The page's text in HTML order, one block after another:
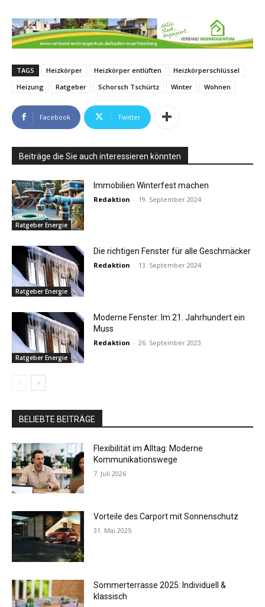
TAGS Heizkörper Heizkörper entlüften
Heizkörperschlüssel
Heizung
Ratgeber Schorsch Tschürtz Winter Wohnen
Facebook Twitter
Beiträge die Sie auch interessieren könnten
Ratgeber Energie
Immobilien Winterfest machen
Redaktion - 19. September 2024
Ratgeber Energie
Die richtigen Fenster für alle Geschmäcker
Redaktion - 13. September 2024
Ratgeber Energie
Moderne Fenster: Im 21. Jahrhundert ein
Muss
Redaktion - 26. September 2023
BELIEBTE BEITRÄGE
Flexibilität im Alltag: Moderne
Kommunikationswege
7. Juli 2026
Vorteile des Carport mit Sonnenschutz
31. Mai 2025
Sommerterrasse 2025: Individuell &
klassisch